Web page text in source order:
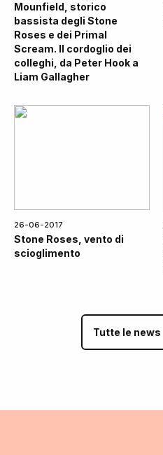
Mounfield, storico
bassista degli Stone
Roses e dei Primal
Scream. Il cordoglio dei
colleghi, da Peter Hook a
Liam Gallagher
26-06-2017
Stone Roses, vento di
scioglimento
Tutte le news